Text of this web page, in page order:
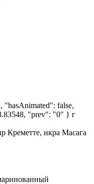
false,
"prev": "0" } г
Креметте, икра Масага